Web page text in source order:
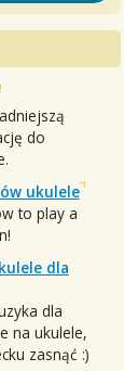
do
ukulele
to play a
dla
dla
na ukulele,
zasnąć :)